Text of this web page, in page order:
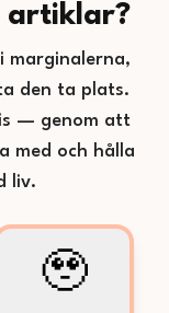
artiklar?
marginalerna,
den ta plats.
— genom att
med och hålla
liv.
🥹